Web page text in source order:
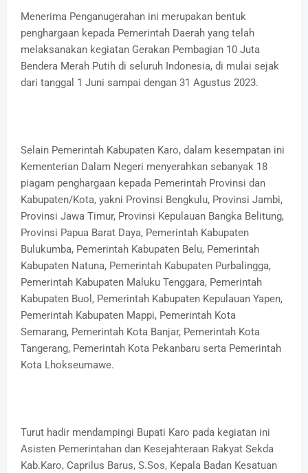
Menerima Penganugerahan ini merupakan bentuk
penghargaan kepada Pemerintah Daerah yang telah
melaksanakan kegiatan Gerakan Pembagian 10 Juta
Bendera Merah Putih di seluruh Indonesia, di mulai sejak
dari tanggal 1 Juni sampai dengan 31 Agustus 2023.
Selain Pemerintah Kabupaten Karo, dalam kesempatan ini
Kementerian Dalam Negeri menyerahkan sebanyak 18
piagam penghargaan kepada Pemerintah Provinsi dan
Kabupaten/Kota, yakni Provinsi Bengkulu, Provinsi Jambi,
Provinsi Jawa Timur, Provinsi Kepulauan Bangka Belitung,
Provinsi Papua Barat Daya, Pemerintah Kabupaten
Bulukumba, Pemerintah Kabupaten Belu, Pemerintah
Kabupaten Natuna, Pemerintah Kabupaten Purbalingga,
Pemerintah Kabupaten Maluku Tenggara, Pemerintah
Kabupaten Buol, Pemerintah Kabupaten Kepulauan Yapen,
Pemerintah Kabupaten Mappi, Pemerintah Kota
Semarang, Pemerintah Kota Banjar, Pemerintah Kota
Tangerang, Pemerintah Kota Pekanbaru serta Pemerintah
Kota Lhokseumawe.
Turut hadir mendampingi Bupati Karo pada kegiatan ini
Asisten Pemerintahan dan Kesejahteraan Rakyat Sekda
Kab.Karo, Caprilus Barus, S.Sos, Kepala Badan Kesatuan